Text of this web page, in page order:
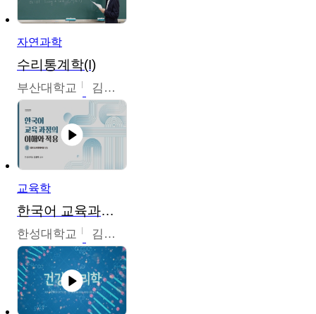
자연과학
수리통계학(I)
부산대학교 김충락
교육학
한국어 교육과정의 이해와 적용
한성대학교 김윤주